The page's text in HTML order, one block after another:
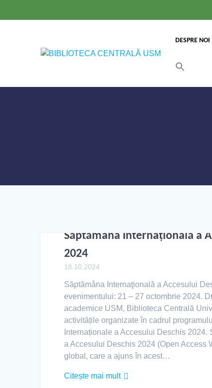
DESPRE NOI
Săptămâna Internaţională a
2024
18.10.2024
Săptămâna Internaţională a Accesului
evenimentului: 21 – 27 octombrie 2024.
academice USM, Biblioteca Centrală
activitățile organizate în cadrul
Internaționale a Accesului Deschis 2024.
a Accesului Deschis 2024 (Open Access
global, care a ajuns în acest…
Citește mai mult